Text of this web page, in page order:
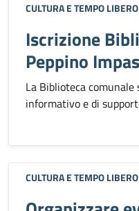
CULTURA E TEMPO LIBERO
Iscrizione
Peppino
La Biblioteca
informativo e di
CULTURA E TEMPO LIBERO